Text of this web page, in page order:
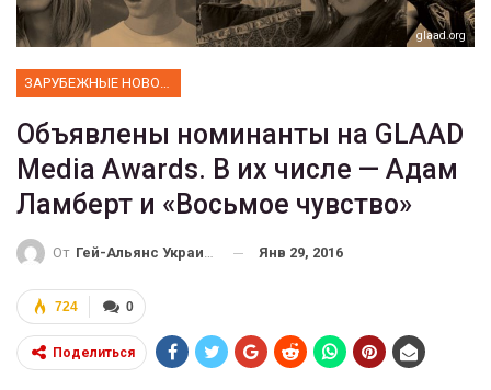
glaad.org
Объявлены номинанты на GLAAD
Media Awards. В их числе — Адам
Ламберт и «Восьмое чувство»
От Гей-Альянс Украина Янв 29, 2016
0
724
Поделиться